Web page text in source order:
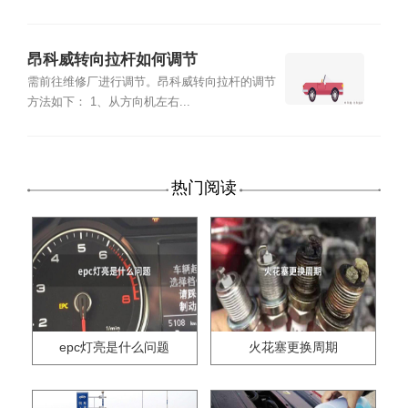
昂科威转向拉杆如何调节
需前往维修厂进行调节。昂科威转向拉杆的调节
方法如下： 1、从方向机左右...
热门阅读
epc灯亮是什么问题 火花塞更换周期